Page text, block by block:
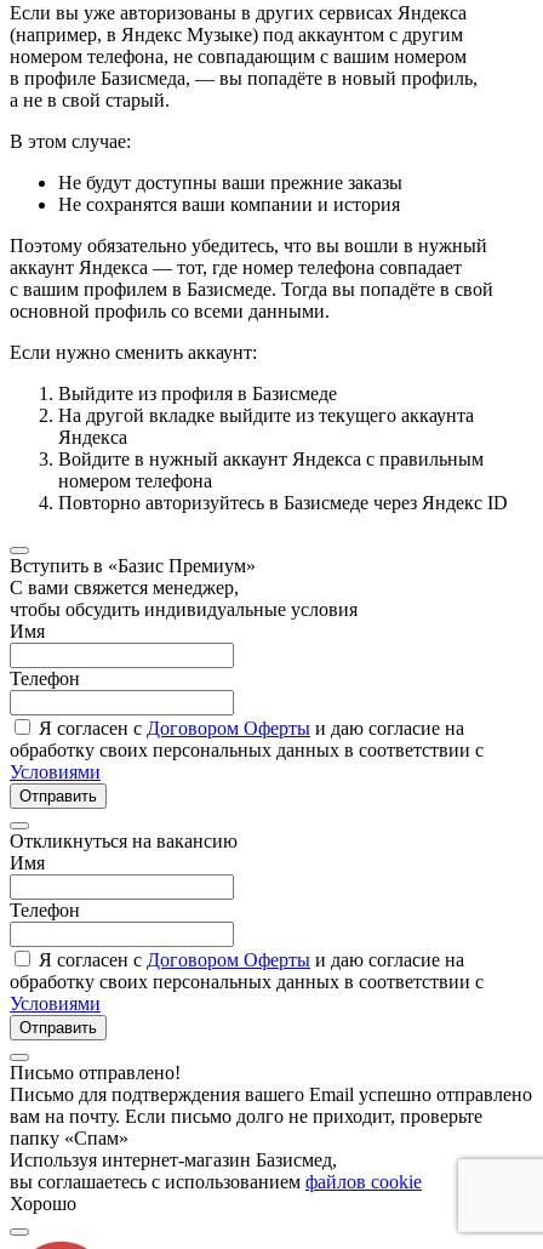
Если вы уже авторизованы в других сервисах Яндекса
(например, в Яндекс Музыке) под аккаунтом с другим
номером телефона, не совпадающим с вашим номером
в профиле Базисмеда, — вы попадёте в новый профиль,
а не в свой старый.
В этом случае:
Не будут доступны ваши прежние заказы
Не сохранятся ваши компании и история
Поэтому обязательно убедитесь, что вы вошли в нужный
аккаунт Яндекса — тот, где номер телефона совпадает
с вашим профилем в Базисмеде. Тогда вы попадёте в свой
основной профиль со всеми данными.
Если нужно сменить аккаунт:
Выйдите из профиля в Базисмеде
На другой вкладке выйдите из текущего аккаунта
Яндекса
Войдите в нужный аккаунт Яндекса с правильным
номером телефона
Повторно авторизуйтесь в Базисмеде через Яндекс ID
Вступить в «Базис Премиум»
С вами свяжется менеджер,
чтобы обсудить индивидуальные условия
Имя
Телефон
Я согласен с Договором Оферты и даю согласие на
обработку своих персональных данных в соответствии с
Условиями
Отправить
Откликнуться на вакансию
Имя
Телефон
Я согласен с Договором Оферты и даю согласие на
обработку своих персональных данных в соответствии с
Условиями
Отправить
Письмо отправлено!
Письмо для подтверждения вашего Email успешно отправлено
вам на почту. Если письмо долго не приходит, проверьте
папку «Спам»
Используя интернет-магазин Базисмед,
вы соглашаетесь с использованием файлов cookie
Хорошо